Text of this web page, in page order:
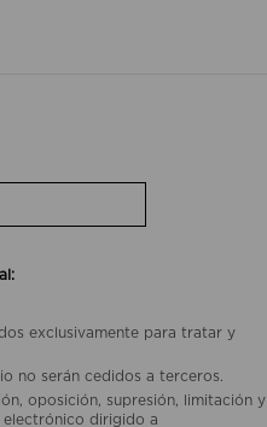
exclusivamente para tratar y
no serán cedidos a terceros.
oposición, supresión, limitación y
dirigido a